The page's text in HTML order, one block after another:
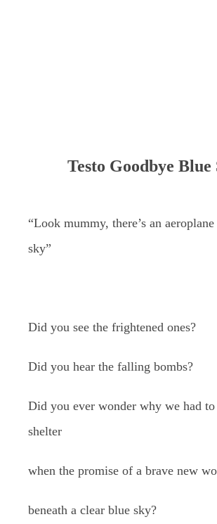
Testo Goodbye Blue
“Look mummy, there’s an
sky”
Did you see the frightened ones?
Did you hear the falling bombs?
Did you ever wonder why we had
shelter
when the promise of a brave new
beneath a clear blue sky?